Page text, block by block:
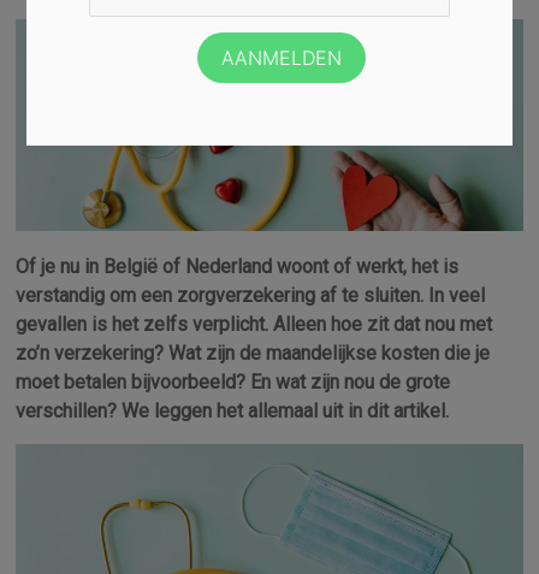
Of je nu in België of Nederland woont of werkt, het is
verstandig om een zorgverzekering af te sluiten. In veel
gevallen is het zelfs verplicht. Alleen hoe zit dat nou met
zo’n verzekering? Wat zijn de maandelijkse kosten die je
moet betalen bijvoorbeeld? En wat zijn nou de grote
verschillen? We leggen het allemaal uit in dit artikel.